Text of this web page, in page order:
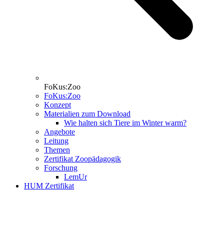
FoKus:Zoo
FoKus:Zoo
Konzept
Materialien zum Download
Wie halten sich Tiere im Winter warm?
Angebote
Leitung
Themen
Zertifikat Zoopädagogik
Forschung
LemUr
HUM Zertifikat